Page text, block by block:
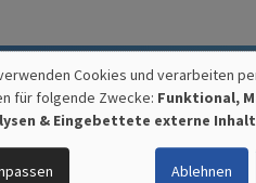
precima.de
Cookies und verarbeiten
für folgende Zwecke: Funktional,
& Eingebettete externe
Ablehnen